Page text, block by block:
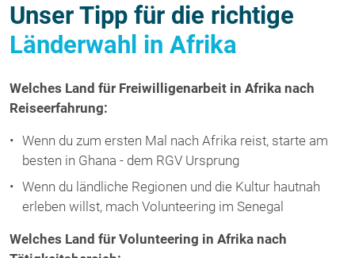
Unser Tipp für die richtige
Länderwahl in Afrika
Welches Land für Freiwilligenarbeit in Afrika nach
Reiseerfahrung:
Wenn du zum ersten Mal nach Afrika reist, starte am
besten in Ghana - dem RGV Ursprung
Wenn du ländliche Regionen und die Kultur hautnah
erleben willst, mach Volunteering im Senegal
Welches Land für Volunteering in Afrika nach